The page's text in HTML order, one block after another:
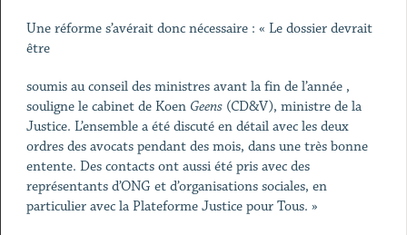
Une réforme s’avérait donc nécessaire : « Le dossier devrait
être
soumis au conseil des ministres avant la fin de l’année ,
souligne le cabinet de Koen Geens(CD&V), ministre de la
Justice. L’ensemble a été discuté en détail avec les deux
ordres des avocats pendant des mois, dans une très bonne
entente. Des contacts ont aussi été pris avec des
représentants d’ONG et d’organisations sociales, en
particulier avec la Plateforme Justice pour Tous. »